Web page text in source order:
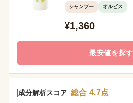
シャンプー オルビス
¥1,360
最安値を探す
成分解析スコア 総合 4.7点